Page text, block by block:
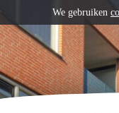
We gebruiken